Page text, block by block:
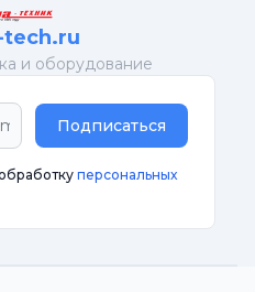
tech.ru
и оборудование
Подписаться
персональных